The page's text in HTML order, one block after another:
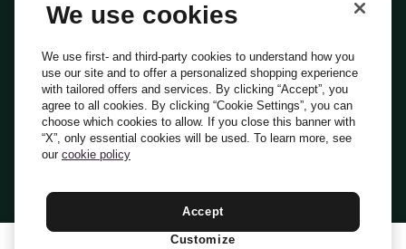
Everli Shoppers
Scopri chi siamo
Domande frequenti
Lavora con noi
Diventa Shopper
Investitori
PrivacyCookiePreferenze Cookie
Termini e Condizioni
Italiano
We use cookies
We use first- and third-party cookies to understand how you
use our site and to offer a personalized shopping experience
with tailored offers and services. By clicking “Accept”, you
agree to all cookies. By clicking “Cookie Settings”, you can
choose which cookies to allow. If you close this banner with
“X”, only essential cookies will be used. To learn more, see
our cookie policy
Accept
Customize